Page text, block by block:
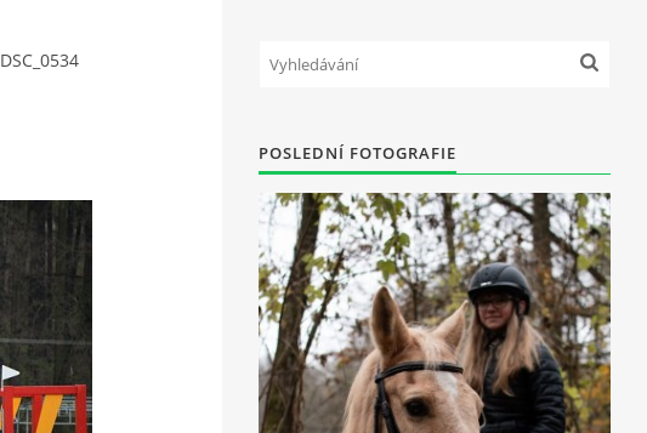
DSC_0534
POSLEDNÍ FOTOGRAFIE